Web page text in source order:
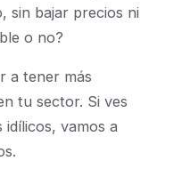
sin bajar precios ni
o no?
a tener más
tu sector. Si ves
idílicos, vamos a